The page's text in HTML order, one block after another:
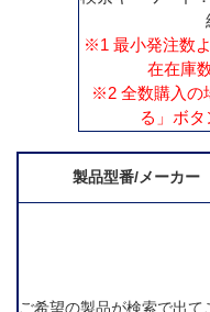
※1 最小発注数
在在庫
※2 全数購入の
る」ボ
製品型番/メーカー
ご希望の製品が検索で出て